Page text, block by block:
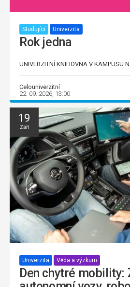
Studující Univerzita
Rok jedna
UNIVERZITNÍ KNIHOVNA V KAMPUSU
Celouniverzitní
22. 09. 2026, 13:00
19
Září
Univerzita Věda a výzkum
Den chytré mobility: